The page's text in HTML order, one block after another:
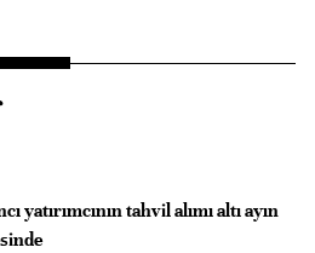
yatırımcının tahvil alımı altı ayın